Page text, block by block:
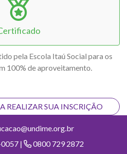
pela Escola Itaú Social para os
100% de aproveitamento.
REALIZAR SUA INSCRIÇÃO
|
0800 729 2872